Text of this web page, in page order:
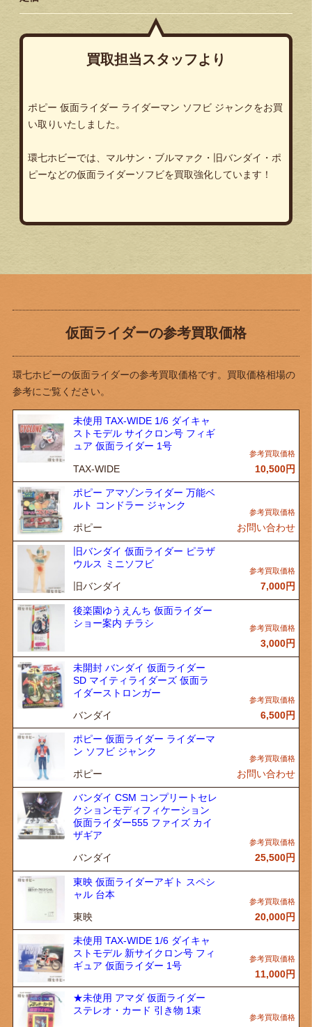
買取担当スタッフより
ポピー 仮面ライダー ライダーマン ソフビ ジャンクをお買
い取りいたしました。
環七ホビーでは、マルサン・ブルマァク・旧バンダイ・ポ
ピーなどの仮面ライダーソフビを買取強化しています！
仮面ライダーの参考買取価格
環七ホビーの仮面ライダーの参考買取価格です。買取価格相場の
参考にご覧ください。
未使用 TAX-WIDE 1/6 ダイキャ
ストモデル サイクロン号 フィギ
ュア 仮面ライダー 1号
TAX-WIDE 10,500円
ポピー アマゾンライダー 万能ベ
ルト コンドラー ジャンク
ポピー お問い合わせ
旧バンダイ 仮面ライダー ピラザ
ウルス ミニソフビ
旧バンダイ 7,000円
後楽園ゆうえんち 仮面ライダー
ショー案内 チラシ
3,000円
未開封 バンダイ 仮面ライダー
SD マイティライダーズ 仮面ラ
イダーストロンガー
バンダイ 6,500円
ポピー 仮面ライダー ライダーマ
ン ソフビ ジャンク
ポピー お問い合わせ
バンダイ CSM コンプリートセレ
クションモディフィケーション
仮面ライダー555 ファイズ カイ
ザギア
バンダイ 25,500円
東映 仮面ライダーアギト スペシ
ャル 台本
東映 20,000円
未使用 TAX-WIDE 1/6 ダイキャ
ストモデル 新サイクロン号 フィ
ギュア 仮面ライダー 1号
11,000円
★未使用 アマダ 仮面ライダー
ステレオ・カード 引き物 1束